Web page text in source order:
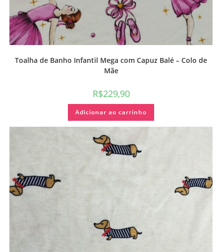
Toalha de Banho Infantil Mega com Capuz Balé – Colo de
Mãe
R$229,90
Adicionar ao carrinho